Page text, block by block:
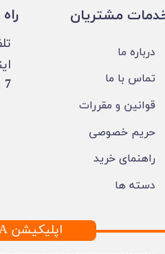
مشتریان
درباره ما
تماس با ما
قوانین و مقررات
حریم خصوصی
راهنمای خرید
دسته ها
تلفن:
​7 روز هفته - 24 ساعته ​​​​​​​
PWA اپلیکیشن